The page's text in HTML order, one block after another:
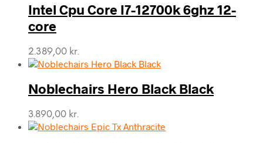
Intel Cpu Core I7-12700k 6ghz 12-
core
2.389,00 kr.
Noblechairs Hero Black Black
3.890,00 kr.